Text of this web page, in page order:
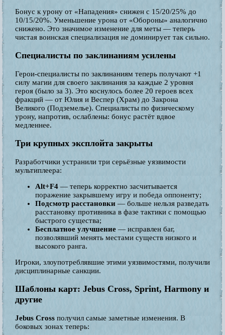
Бонус к урону от «Нападения» снижен с 15/20/25% до
10/15/20%. Уменьшение урона от «Обороны» аналогично
снижено. Это значимое изменение для меты — теперь
чистая воинская специализация не доминирует так сильно.
Специалисты по заклинаниям усилены
Герои-специалисты по заклинаниям теперь получают +1
силу магии для своего заклинания за каждые 2 уровня
героя (было за 3). Это коснулось более 20 героев всех
фракций — от Юлия и Веспер (Храм) до Закрона
Великого (Подземелье). Специалисты по физическому
урону, напротив, ослаблены: бонус растёт вдвое
медленнее.
Три крупных эксплойта закрыты
Разработчики устранили три серьёзные уязвимости
мультиплеера:
Alt+F4 — теперь корректно засчитывается
поражение закрывшему игру и победа оппоненту;
Подсмотр расстановки — больше нельзя разведать
расстановку противника в фазе тактики с помощью
быстрого существа;
Бесплатное улучшение — исправлен баг,
позволявший менять местами существ низкого и
высокого ранга.
Игроки, злоупотреблявшие этими уязвимостями, получили
дисциплинарные санкции.
Шаблоны карт: Jebus Cross, Sprint, Harmony и
другие
Jebus Cross получил самые заметные изменения. В
боковых зонах теперь: